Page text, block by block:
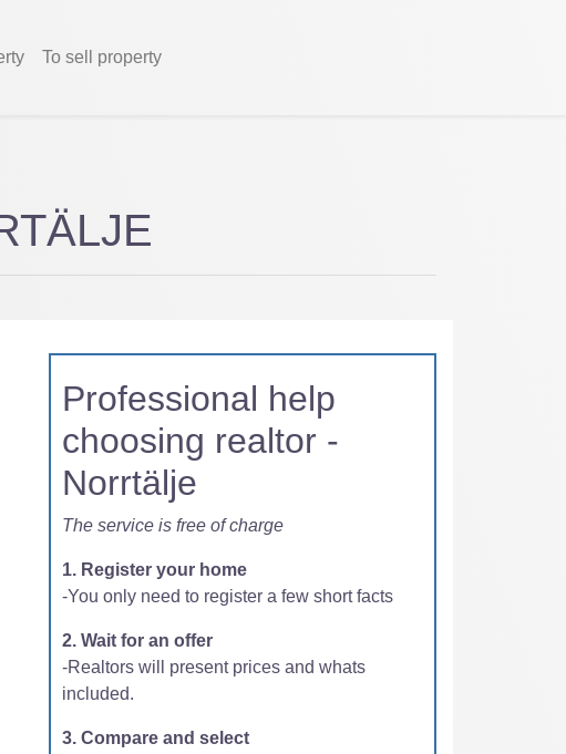
To sell property
Professional help
choosing realtor -
Norrtälje
The service is free of charge
1. Register your home
-You only need to register a few short facts
2. Wait for an offer
-Realtors will present prices and whats
included.
3. Compare and select